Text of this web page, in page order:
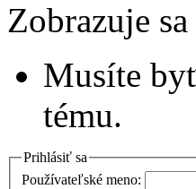
Zobrazuje
Musíte
tému.
Prihlásiť sa
Používateľské meno: